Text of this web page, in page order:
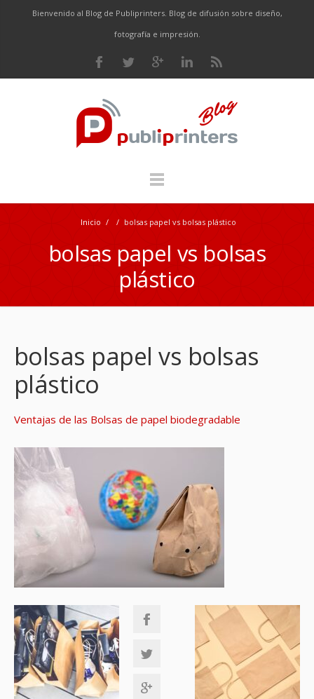
Bienvenido al Blog de Publiprinters. Blog de difusión sobre diseño,
fotografía e impresión.
Inicio / / bolsas papel vs bolsas plástico
bolsas papel vs bolsas
plástico
bolsas papel vs bolsas
plástico
Ventajas de las Bolsas de papel biodegradable